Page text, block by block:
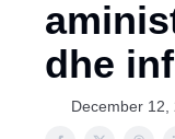
dhe
December 12,